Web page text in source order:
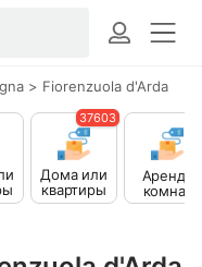
> Fiorenzuola d'Arda
Дома или
квартиры
в аренду
37603
Аренда
комнат